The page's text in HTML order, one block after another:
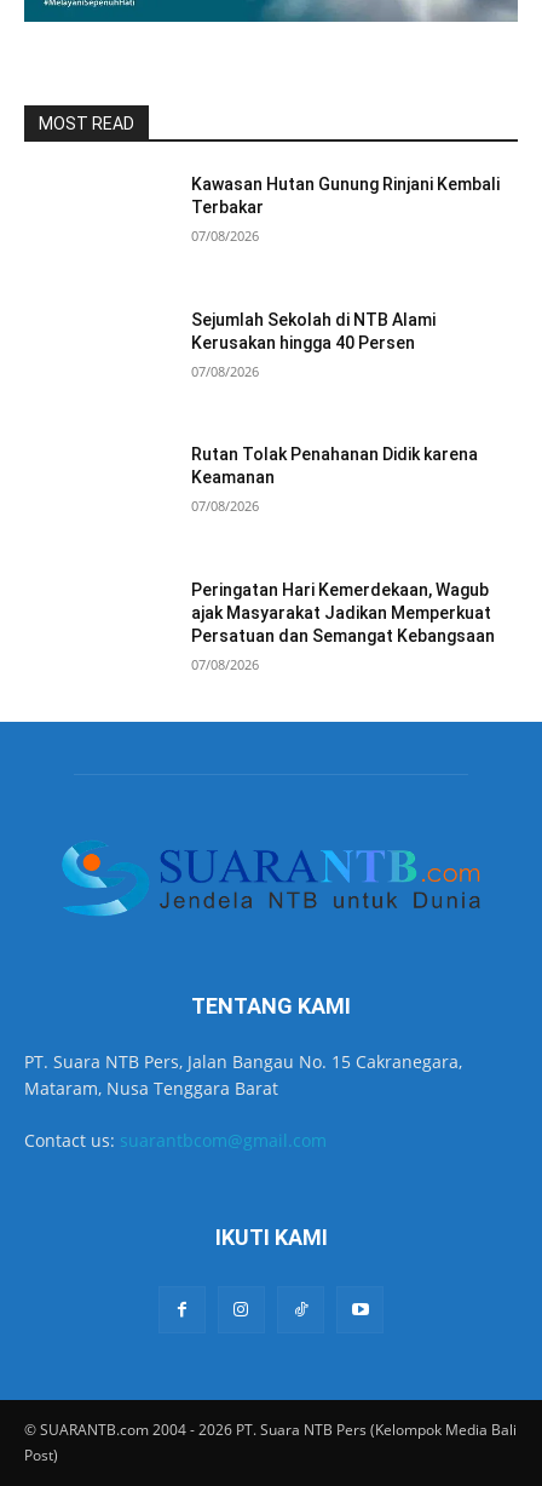
MOST READ
Kawasan Hutan Gunung Rinjani Kembali
Terbakar
07/08/2026
Sejumlah Sekolah di NTB Alami
Kerusakan hingga 40 Persen
07/08/2026
Rutan Tolak Penahanan Didik karena
Keamanan
07/08/2026
Peringatan Hari Kemerdekaan, Wagub
ajak Masyarakat Jadikan Memperkuat
Persatuan dan Semangat Kebangsaan
07/08/2026
TENTANG KAMI
PT. Suara NTB Pers, Jalan Bangau No. 15 Cakranegara,
Mataram, Nusa Tenggara Barat
Contact us: suarantbcom@gmail.com
IKUTI KAMI
© SUARANTB.com 2004 - 2026 PT. Suara NTB Pers (Kelompok Media Bali
Post)